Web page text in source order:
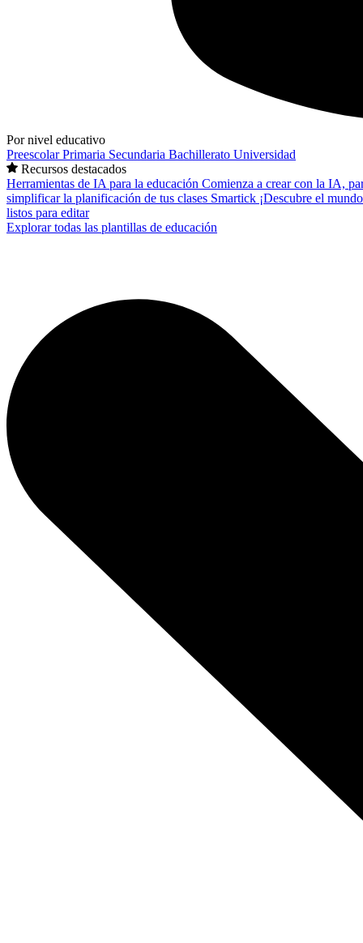
Por nivel educativo
PreescolarPrimaria Secundaria Bachillerato Universidad
Recursos destacados
Herramientas de IA para la educación Comienza a crear con la IA,
simplificar la planificación de tus clases Smartick ¡Descubre el
listos para editar
Explorar todas las plantillas de educación